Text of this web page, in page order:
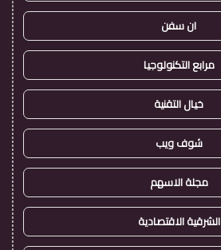
ان سفن
مرابع التكنولوجيا
خيال التقنية
شوف ويب
مجلة الاسهم
الشرقية الاقتصادية